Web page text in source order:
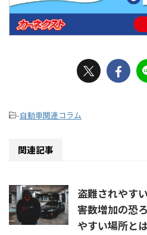
-自動車関連コラム
関連記事
盗難されやす
害数増加の恐
やすい場所と